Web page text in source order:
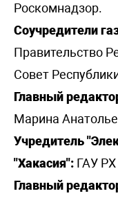
Роскомнадзор.
Соучредители
Правительство
Совет
Главный
Марина
Учредитель
"Хакасия": ГАУ
Главный